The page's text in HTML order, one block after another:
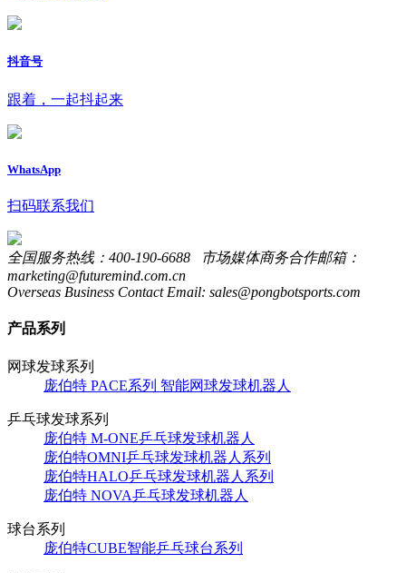
抖音号
跟着，一起抖起来
WhatsApp
扫码联系我们
全国服务热线：400-190-6688 市场媒体商务合作邮箱：
marketing@futuremind.com.cn
Overseas Business Contact Email: sales@pongbotsports.com
产品系列
网球发球系列
庞伯特 PACE系列 智能网球发球机器人
乒乓球发球系列
庞伯特 M-ONE乒乓球发球机器人
庞伯特OMNI乒乓球发球机器人系列
庞伯特HALO乒乓球发球机器人系列
庞伯特 NOVA乒乓球发球机器人
球台系列
庞伯特CUBE智能乒乓球台系列